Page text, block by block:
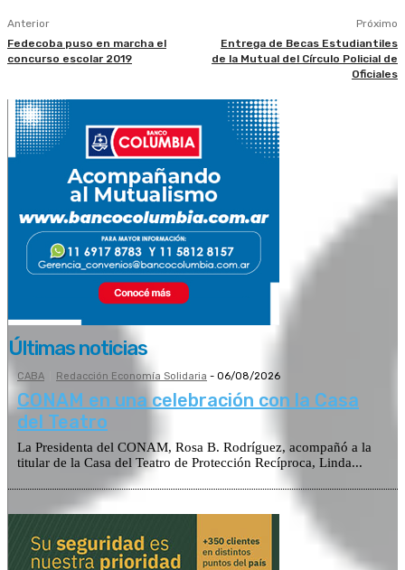
Anterior
Fedecoba puso en marcha el
concurso escolar 2019
Próximo
Entrega de Becas Estudiantiles
de la Mutual del Círculo Policial de
Oficiales
Últimas noticias
CABA Redacción Economía Solidaria - 06/08/2026
CONAM en una celebración con la Casa
del Teatro
La Presidenta del CONAM, Rosa B. Rodríguez, acompañó a la
titular de la Casa del Teatro de Protección Recíproca, Linda...